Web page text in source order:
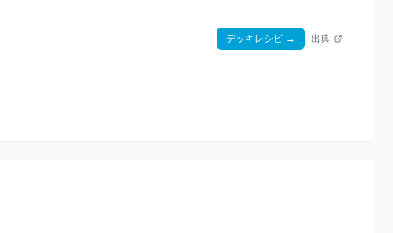
デッキレシピ → 出典